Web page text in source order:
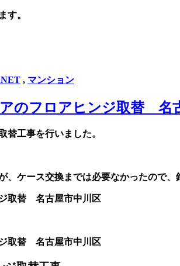
す。
, マンション
のフロアヒンジ取替 名
替工事を行いました。
、ケース交換までは必要なかったので